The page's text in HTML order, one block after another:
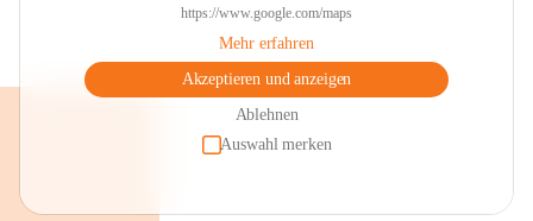
https://www.google.com/maps
Mehr erfahren
Akzeptieren und anzeigen
Ablehnen
Auswahl merken